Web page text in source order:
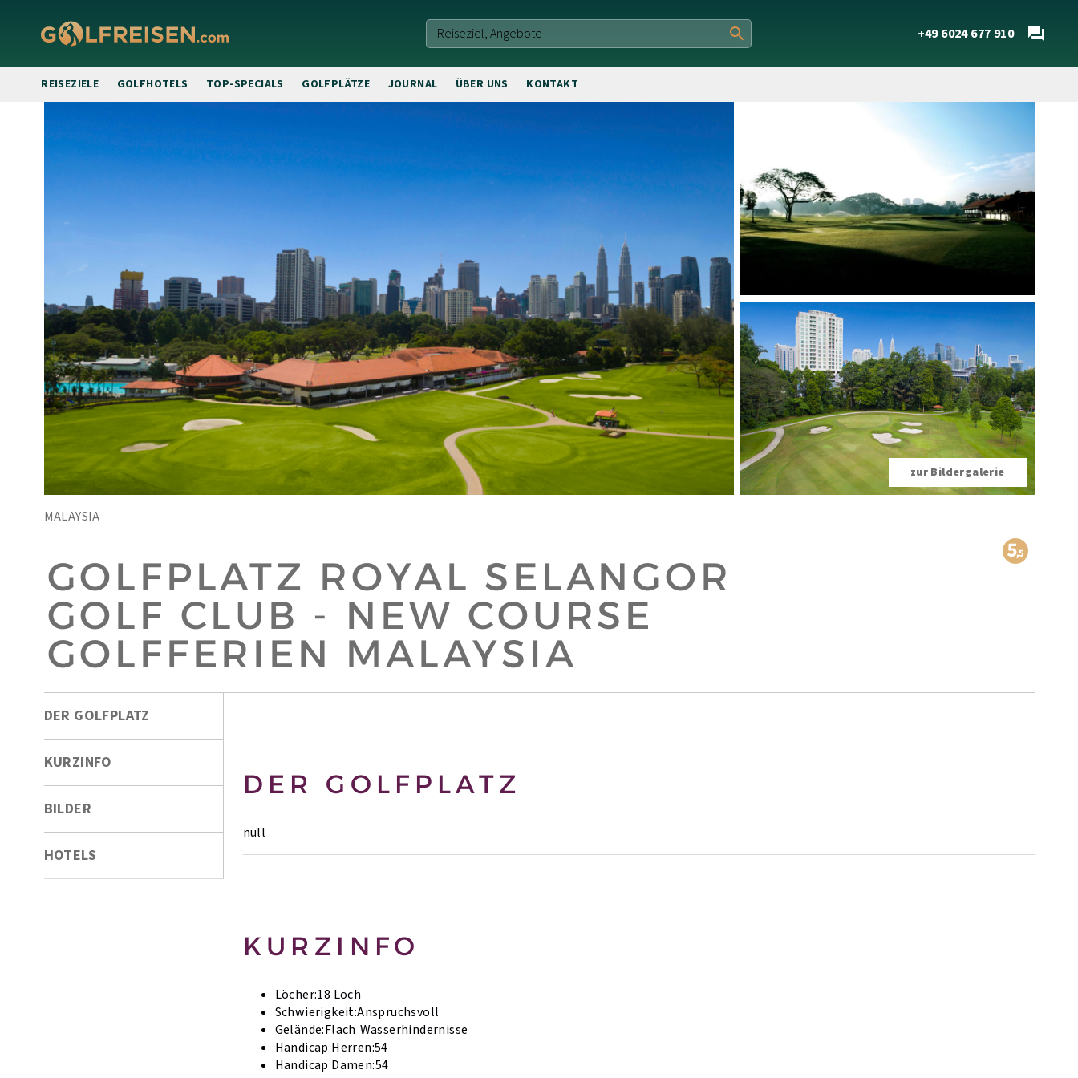
+49 6024 677 910
REISEZIELE GOLFHOTELS TOP-SPECIALS GOLFPLÄTZE JOURNAL ÜBER UNS KONTAKT
zur Bildergalerie
MALAYSIA
GOLFPLATZ ROYAL SELANGOR
GOLF CLUB - NEW COURSE
GOLFFERIEN MALAYSIA
DER GOLFPLATZ
KURZINFO
BILDER
HOTELS
DER GOLFPLATZ
null
KURZINFO
Löcher:18 Loch
Schwierigkeit:Anspruchsvoll
Gelände:Flach Wasserhindernisse
Handicap Herren:54
Handicap Damen:54